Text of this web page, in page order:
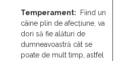
Temperament: Fiind un
câine plin de afecțiune, va
dori să fie alături de
dumneavoastră cât se
poate de mult timp, astfel